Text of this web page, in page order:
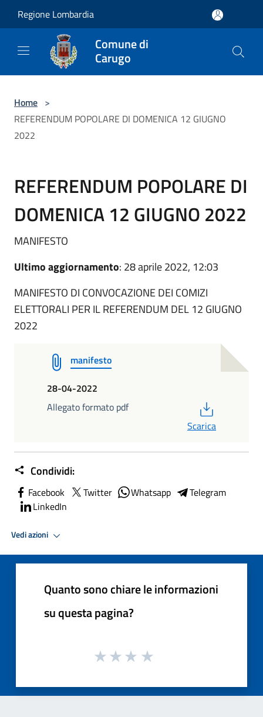
Regione Lombardia
Comune di
Carugo
Home >
REFERENDUM POPOLARE DI DOMENICA 12 GIUGNO
2022
REFERENDUM POPOLARE DI
DOMENICA 12 GIUGNO 2022
MANIFESTO
Ultimo aggiornamento: 28 aprile 2022, 12:03
MANIFESTO DI CONVOCAZIONE DEI COMIZI
ELETTORALI PER IL REFERENDUM DEL 12 GIUGNO
2022
manifesto
28-04-2022
Allegato formato pdf
Scarica
Condividi:
Facebook Twitter Whatsapp
Telegram
LinkedIn
Vedi azioni
Quanto sono chiare le informazioni
su questa pagina?